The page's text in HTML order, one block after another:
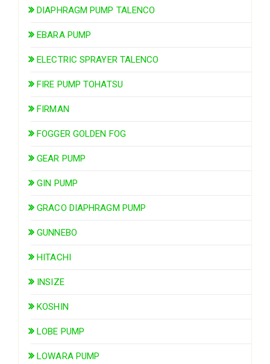
DIAPHRAGM PUMP TALENCO
EBARA PUMP
ELECTRIC SPRAYER TALENCO
FIRE PUMP TOHATSU
FIRMAN
FOGGER GOLDEN FOG
GEAR PUMP
GIN PUMP
GRACO DIAPHRAGM PUMP
GUNNEBO
HITACHI
INSIZE
KOSHIN
LOBE PUMP
LOWARA PUMP